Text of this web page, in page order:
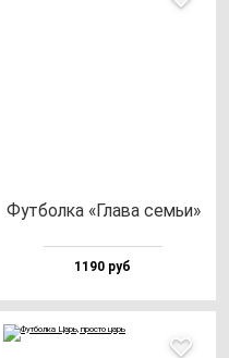
Фут­бол­ка «Гла­ва семьи»
1190 руб